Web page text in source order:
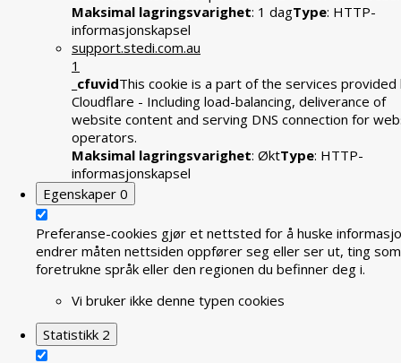
Maksimal lagringsvarighet: 1 dagType: HTTP-
informasjonskapsel
support.stedi.com.au
1
_cfuvidThis cookie is a part of the services provided
Cloudflare - Including load-balancing, deliverance of
website content and serving DNS connection for
operators.
Maksimal lagringsvarighet: ØktType: HTTP-
informasjonskapsel
Egenskaper 0
Preferanse-cookies gjør et nettsted for å huske
endrer måten nettsiden oppfører seg eller ser ut, ting
foretrukne språk eller den regionen du befinner deg i.
Vi bruker ikke denne typen cookies
Statistikk 2